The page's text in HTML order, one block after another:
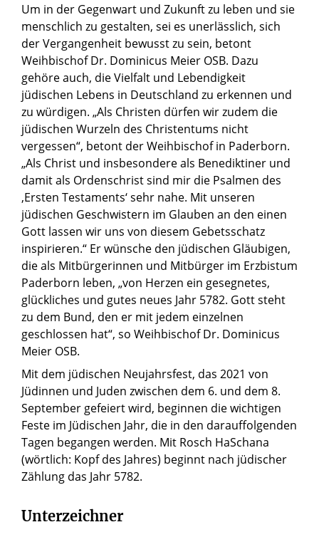
Um in der Gegenwart und Zukunft zu leben und sie
menschlich zu gestalten, sei es unerlässlich, sich
der Vergangenheit bewusst zu sein, betont
Weihbischof Dr. Dominicus Meier OSB. Dazu
gehöre auch, die Vielfalt und Lebendigkeit
jüdischen Lebens in Deutschland zu erkennen und
zu würdigen. „Als Christen dürfen wir zudem die
jüdischen Wurzeln des Christentums nicht
vergessen“, betont der Weihbischof in Paderborn.
„Als Christ und insbesondere als Benediktiner und
damit als Ordenschrist sind mir die Psalmen des
‚Ersten Testaments‘ sehr nahe. Mit unseren
jüdischen Geschwistern im Glauben an den einen
Gott lassen wir uns von diesem Gebetsschatz
inspirieren.“ Er wünsche den jüdischen Gläubigen,
die als Mitbürgerinnen und Mitbürger im Erzbistum
Paderborn leben, „von Herzen ein gesegnetes,
glückliches und gutes neues Jahr 5782. Gott steht
zu dem Bund, den er mit jedem einzelnen
geschlossen hat“, so Weihbischof Dr. Dominicus
Meier OSB.
Mit dem jüdischen Neujahrsfest, das 2021 von
Jüdinnen und Juden zwischen dem 6. und dem 8.
September gefeiert wird, beginnen die wichtigen
Feste im Jüdischen Jahr, die in den darauffolgenden
Tagen begangen werden. Mit Rosch HaSchana
(wörtlich: Kopf des Jahres) beginnt nach jüdischer
Zählung das Jahr 5782.
Unterzeichner